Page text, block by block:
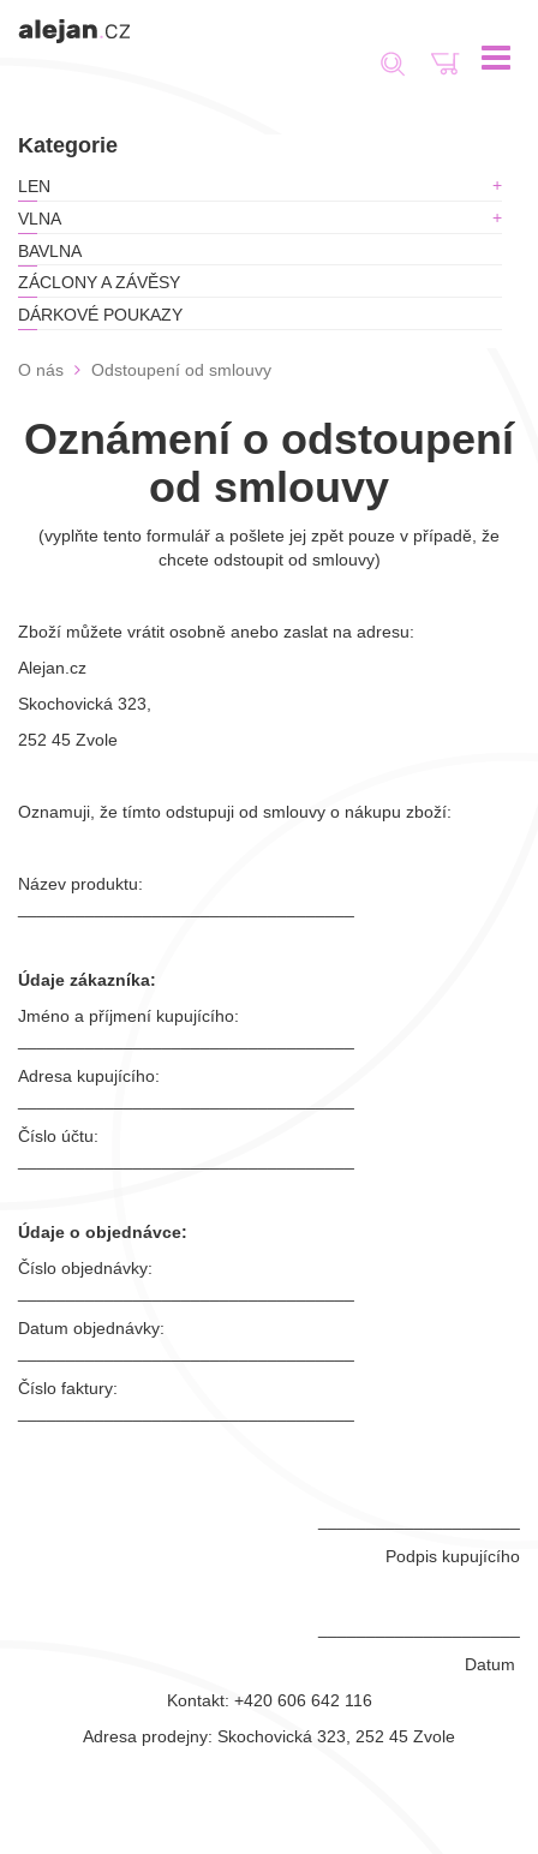
Toggle
Kategorie
LEN
VLNA
BAVLNA
ZÁCLONY A ZÁVĚSY
DÁRKOVÉ POUKAZY
O nás Odstoupení od smlouvy
Oznámení o odstoupení
od smlouvy
(vyplňte tento formulář a pošlete jej zpět pouze v případě, že
chcete odstoupit od smlouvy)
Zboží můžete vrátit osobně anebo zaslat na adresu:
Alejan.cz
Skochovická 323,
252 45 Zvole
Oznamuji, že tímto odstupuji od smlouvy o nákupu zboží:
Název produktu:
Údaje zákazníka:
Jméno a příjmení kupujícího:
Adresa kupujícího:
Číslo účtu:
Údaje o objednávce:
Číslo objednávky:
Datum objednávky:
Číslo faktury:
Podpis kupujícího
Datum
Kontakt: +420 606 642 116
Adresa prodejny: Skochovická 323, 252 45 Zvole